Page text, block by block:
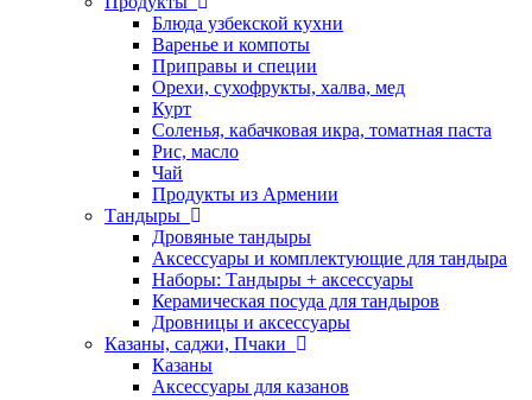
Блюда узбекской кухни
Варенье и компоты
Приправы и специи
Орехи, сухофрукты, халва, мед
Курт
Соленья, кабачковая икра, томатная паста
Рис, масло
Чай
Продукты из Армении
Тандыры
Дровяные тандыры
Аксессуары и комплектующие для тандыра
Наборы: Тандыры + аксессуары
Керамическая посуда для тандыров
Дровницы и аксессуары
Казаны, саджи, Пчаки
Казаны
Аксессуары для казанов